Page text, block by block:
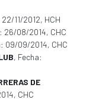
11/2012, HCH
26/08/2014, CHC
09/09/2014, CHC
, Fecha:
DE
CHC